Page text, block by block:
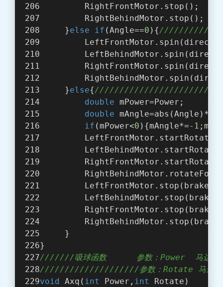
         RightFrontMotor.stop();
         RightBehindMotor.stop();
     }
else if (Angle==0 ){///////////////
     }
else{///////////////////////////////
double mPower=Power;
double
if (mPower<0 ){mAngle*=-1
     }
}
///////吸球函数      参数：Power  马达速度
////////////////////参数：Rotate 马达旋转圈数
void
Axq( int Power, int
Rotate)